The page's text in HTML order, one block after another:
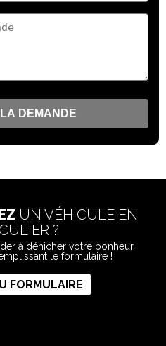
demande
UN VÉHICULE EN
?
à dénicher votre bonheur.
le formulaire !
FORMULAIRE